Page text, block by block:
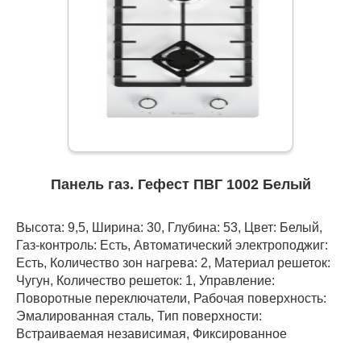
Панель газ. Гефест ПВГ 1002 Белый
Высота: 9,5, Ширина: 30, Глубина: 53, Цвет: Белый,
Газ-контроль: Есть, Автоматический электроподжиг:
Есть, Количество зон нагрева: 2, Материал решеток:
Чугун, Количество решеток: 1, Управление:
Поворотные переключатели, Рабочая поверхность:
Эмалированная сталь, Тип поверхности:
Встраиваемая независимая, Фиксированное